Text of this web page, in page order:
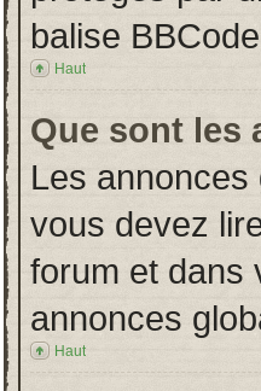
balise
Haut
Que sont les
Les
vous devez
forum et dans
annonces
Haut